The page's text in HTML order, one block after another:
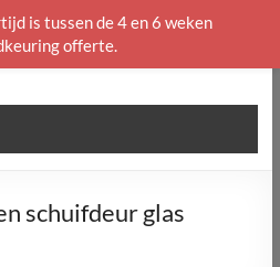
schuifdeur glas
is tussen de 4 en 6 weken
offerte.